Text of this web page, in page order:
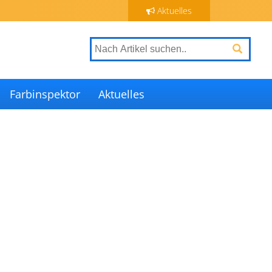
Aktuelles
Farbinspektor Aktuelles